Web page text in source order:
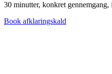
30 minutter, konkret
Book afklaringskald